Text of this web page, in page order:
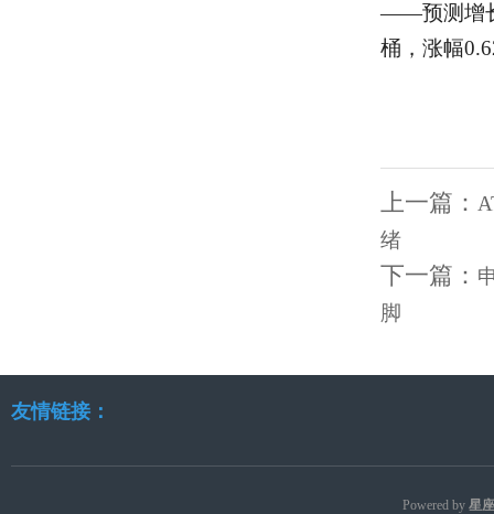
——预测增
桶，涨幅
上一篇：
绪
下一篇：
脚
友情链接：
Powered by 星